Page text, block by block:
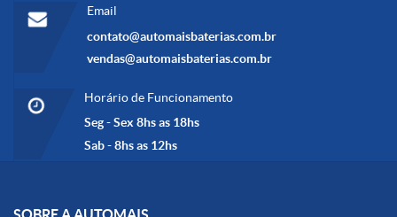
Email
contato@automaisbaterias.com.br
vendas@automaisbaterias.com.br
Horário de Funcionamento
Seg - Sex 8hs as 18hs
Sab - 8hs as 12hs